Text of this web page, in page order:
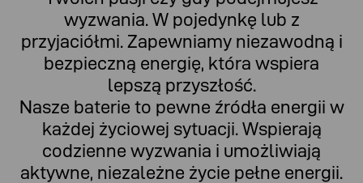
wyzwania. W pojedynkę lub z
przyjaciółmi. Zapewniamy niezawodną i
bezpieczną energię, która wspiera
lepszą przyszłość.
Nasze baterie to pewne źródła energii w
każdej życiowej sytuacji. Wspierają
codzienne wyzwania i umożliwiają
aktywne, niezależne życie pełne energii.